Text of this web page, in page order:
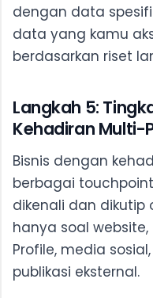
dengan data
data yang kamu
berdasarkan riset
Langkah 5:
Kehadiran Multi-
Bisnis dengan
berbagai
dikenali dan dikutip
hanya soal
Profile, media
publikasi eksternal.